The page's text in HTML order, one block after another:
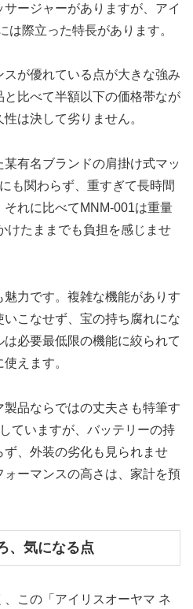
ージャーがありますが、アイ
は際立った特長があります。
スが優れている点が大きな強み
比べて半額以下の価格帯なが
は決して劣りません。
有名ブランドの肩掛け式マッ
も関わらず、重すぎて長時間
れに比べてMNM-001は重量
けたままでも負担を感じませ
魅力です。複雑な機能がありす
こなせず、宝の持ち腐れにな
必要最低限の機能に絞られて
えます。
品ならではの丈夫さも特筆す
ていますが、バッテリーの持
、外装の劣化も見られませ
ーマンスの高さは、家計を預
、気になる点
この「アイリスオーヤマ ネ